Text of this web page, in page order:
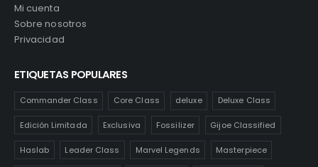
Mi cuenta
Sobre nosotros
Privacidad
ETIQUETAS POPULARES
Commander Class Core Class deluxe Deluxe Class
Edición Limitada Exclusiva Fossilizer Gijoe Classified
Haslab Leader Class Marvel Legends Masterpiece